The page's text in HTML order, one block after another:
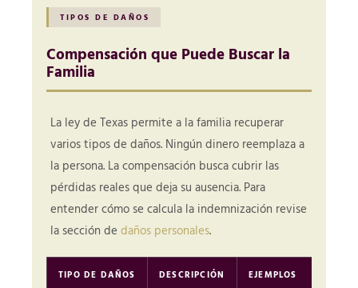
TIPOS DE DAÑOS
Compensación que Puede Buscar la
Familia
La ley de Texas permite a la familia recuperar
varios tipos de daños. Ningún dinero reemplaza a
la persona. La compensación busca cubrir las
pérdidas reales que deja su ausencia. Para
entender cómo se calcula la indemnización revise
la sección de daños personales.
TIPO DE DAÑOS DESCRIPCIÓN EJEMPLOS